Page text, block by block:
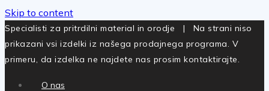
Skip to content
Specialisti za pritrdilni material in orodje | Na strani niso
prikazani vsi izdelki iz našega prodajnega programa. V
primeru, da izdelka ne najdete nas prosim kontaktirajte.
O nas